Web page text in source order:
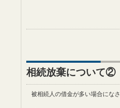
相続放棄について②
被相続人の借金が多い場合にな